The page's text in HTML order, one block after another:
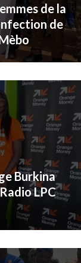
de la
de
Burkina
LPC